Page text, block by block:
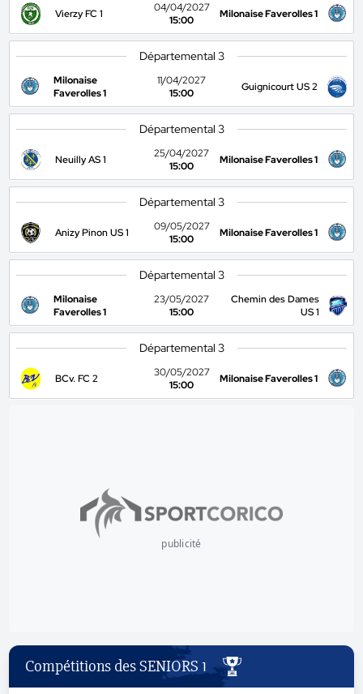
Vierzy FC 1
04/04/2027
15:00
Milonaise Faverolles 1
Départemental 3
Milonaise
Faverolles 1
11/04/2027
15:00
Guignicourt US 2
Départemental 3
Neuilly AS 1
25/04/2027
15:00
Milonaise Faverolles 1
Départemental 3
Anizy Pinon US 1
09/05/2027
15:00
Milonaise Faverolles 1
Départemental 3
Milonaise
Faverolles 1
23/05/2027
15:00
Chemin des Dames
US 1
Départemental 3
BCv. FC 2
30/05/2027
15:00
Milonaise Faverolles 1
publicité
Compétitions des SENIORS 1